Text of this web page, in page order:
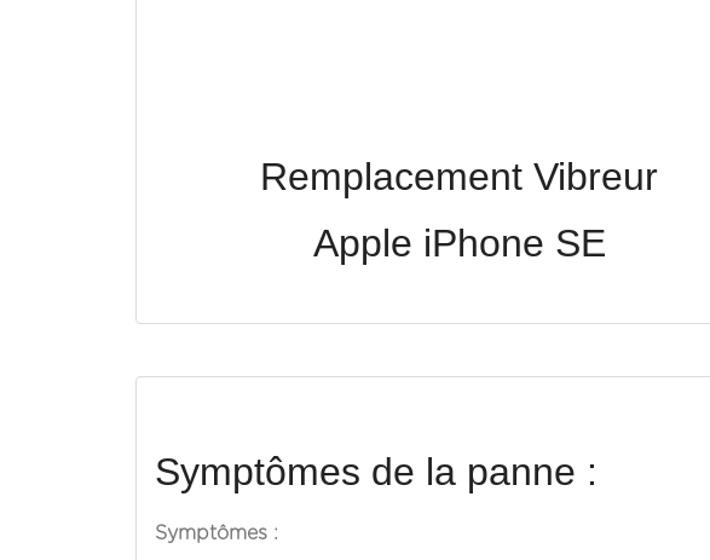
Remplacement Vibreur
Apple iPhone SE
Symptômes de la panne :
Symptômes :